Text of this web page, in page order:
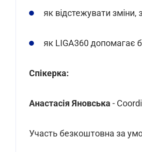
як відстежувати
як LIGA360 допомагає
Спікерка:
Анастасія Яновська -
Участь безкоштовна за